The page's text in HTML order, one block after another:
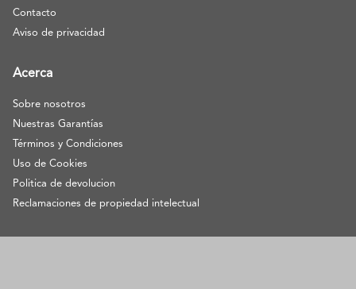
Contacto
Aviso de privacidad
Acerca
Sobre nosotros
Nuestras Garantías
Términos y Condiciones
Uso de Cookies
Politica de devolucion
Reclamaciones de propiedad intelectual